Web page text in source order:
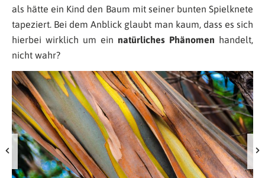
als hätte ein Kind den Baum mit seiner bunten Spielknete
tapeziert. Bei dem Anblick glaubt man kaum, dass es sich
hierbei wirklich um ein natürliches Phänomen handelt,
nicht wahr?